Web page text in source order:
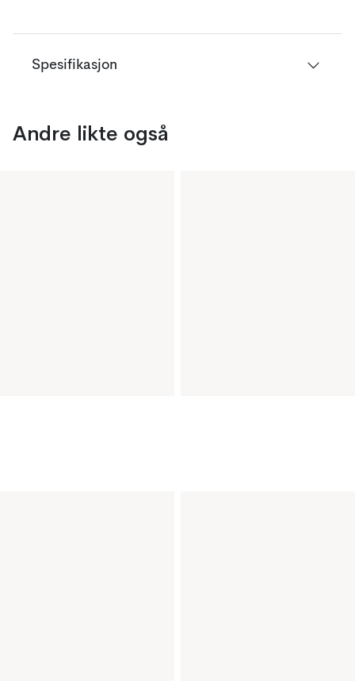
Spesifikasjon
Andre likte også